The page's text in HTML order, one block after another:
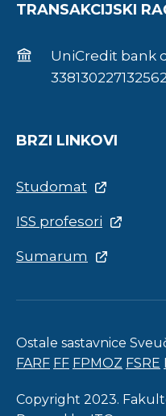
TRANSAKCIJSKI
UniCredit bank
BRZI LINKOVI
Studomat
ISS profesori
Sumarum
Ostale sastavnice
FARF FF FPMOZ FSRE
Copyright 2023.